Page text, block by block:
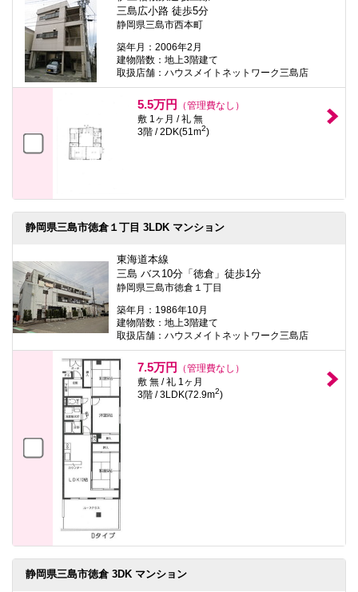
三島広小路 徒歩5分
静岡県三島市西本町
築年月：2006年2月
建物階数：地上3階建て
取扱店舗：ハウスメイトネットワーク三島店
5.5万円
（管理費なし）
敷 1ヶ月 / 礼 無
3階 / 2DK(51m2)
静岡県三島市徳倉１丁目 3LDK マンション
東海道本線
三島 バス10分「徳倉」徒歩1分
静岡県三島市徳倉１丁目
築年月：1986年10月
建物階数：地上3階建て
取扱店舗：ハウスメイトネットワーク三島店
7.5万円
（管理費なし）
敷 無 / 礼 1ヶ月
3階 / 3LDK(72.9m2)
静岡県三島市徳倉 3DK マンション